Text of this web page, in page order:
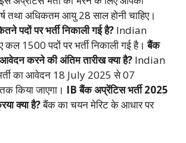
तथा अधिकतम आयु 28 साल होनी चाहिए।
पदों पर भर्ती निकाली गई है? Indian
कल 1500 पदों पर भर्ती निकाली गई है। बैंक
करने की अंतिम तारीख क्या है? Indian
का आवेदन 18 July 2025 से 07
किया जाएगा । IB बैंक अप्रेंटिस भर्ती 2025
क्या है?बैंक का चयन मेरिट के आधार पर